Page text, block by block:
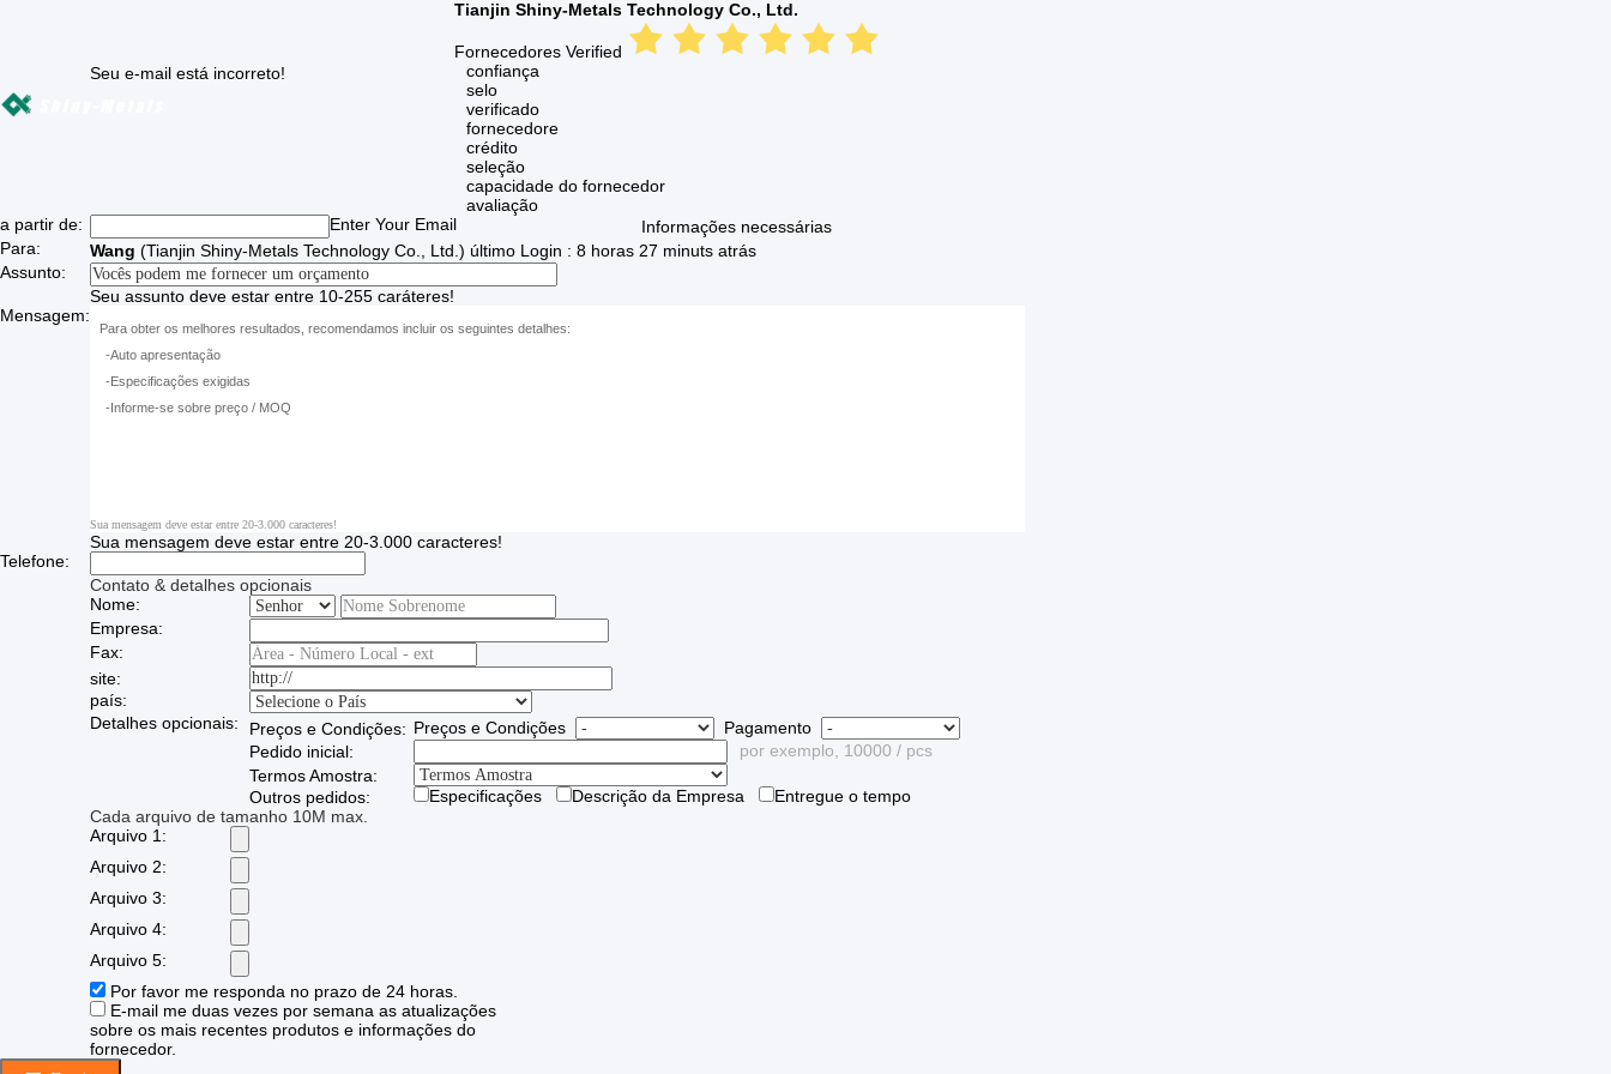
Tianjin Shiny-Metals Technology Co., Ltd.
Fornecedores Verified
confiança
selo
verificado
fornecedore
crédito
seleção
capacidade do fornecedor
avaliação
a partir de:
Enter Your Email
Seu e-mail está incorreto!
Informações necessárias
Para:
Wang (Tianjin Shiny-Metals Technology Co., Ltd. ) último Login : 8 horas 27 minuts atrás
Assunto:
Seu assunto deve estar entre 10-255 caráteres!
Mensagem:
Sua mensagem deve estar entre 20-3.000 caracteres!
Sua mensagem deve estar entre 20-3.000 caracteres!
Telefone:
Contato & detalhes opcionais
Nome:
Empresa:
Fax:
site:
país:
Detalhes opcionais:
Preços e Condições: Preços e Condições
Pagamento
Pedido inicial:
por exemplo, 10000 / pcs
Termos Amostra:
Outros pedidos:
Especificações Descrição da Empresa
Entregue o tempo
Cada arquivo de tamanho 10M max.
Arquivo 1:
Arquivo 2:
Arquivo 3:
Arquivo 4:
Arquivo 5:
Por favor me responda no prazo de 24 horas.
E-mail me duas vezes por semana as atualizações
sobre os mais recentes produtos e informações do
fornecedor.